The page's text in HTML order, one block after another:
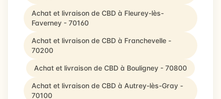
Achat et livraison de CBD à Fleurey-lès-
Faverney - 70160
Achat et livraison de CBD à Franchevelle -
70200
Achat et livraison de CBD à Bouligney - 70800
Achat et livraison de CBD à Autrey-lès-Gray -
70100